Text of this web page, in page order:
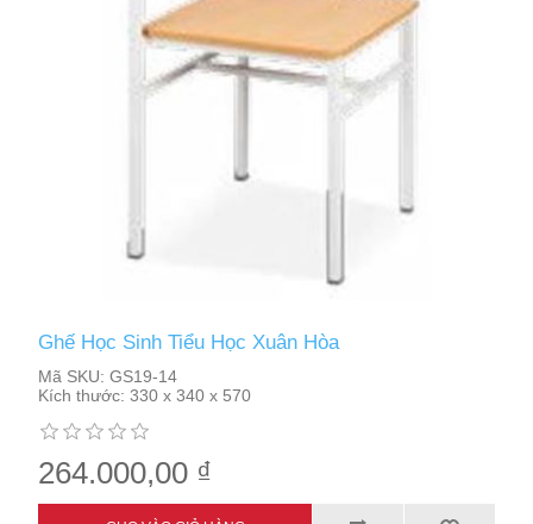
Ghế Học Sinh Tiểu Học Xuân Hòa
Mã SKU: GS19-14
Kích thước: 330 x 340 x 570
264.000,00 ₫